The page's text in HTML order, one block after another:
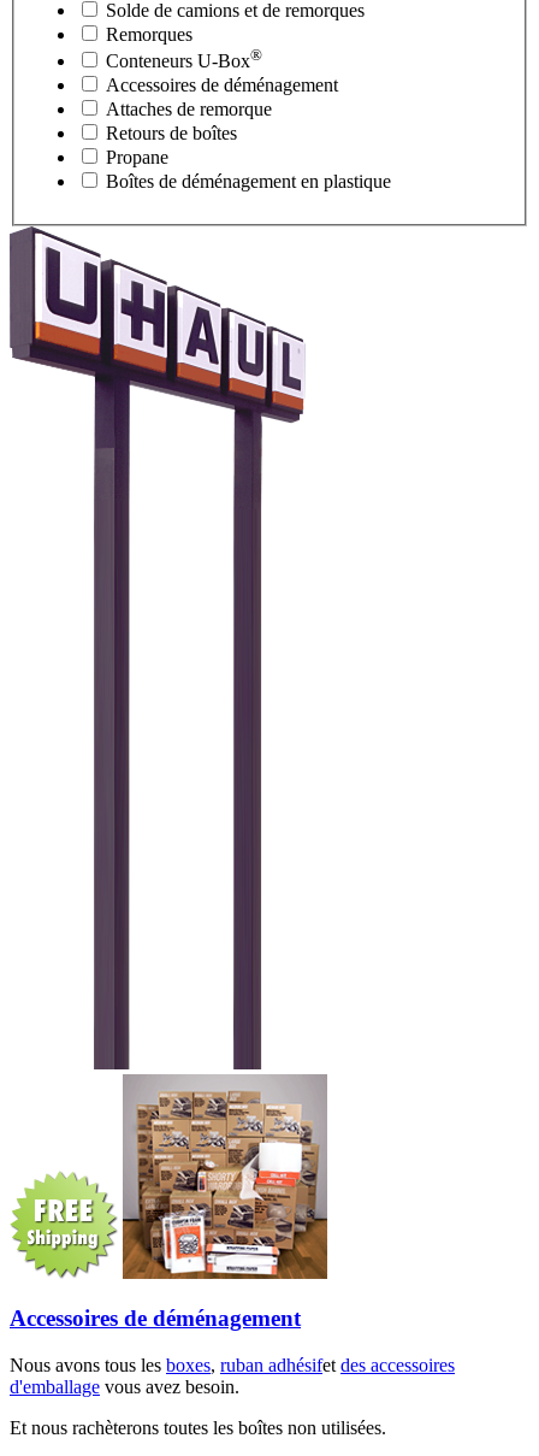
Solde de camions et de remorques
Remorques
Conteneurs U-Box®
Accessoires de déménagement
Attaches de remorque
Retours de boîtes
Propane
Boîtes de déménagement en plastique
Accessoires de déménagement
Nous avons tous les boxes, ruban adhésifet des accessoires
d'emballage vous avez besoin.
Et nous rachèterons toutes les boîtes non utilisées.